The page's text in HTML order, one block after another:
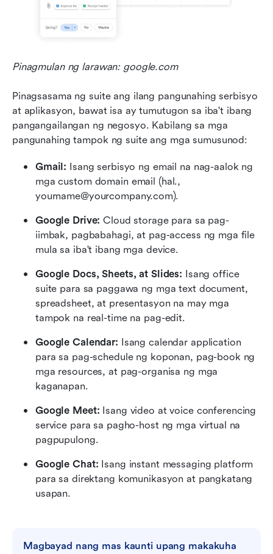
Pinagmulan ng larawan: google.com
Pinagsasama ng suite ang ilang pangunahing serbisyo
at aplikasyon, bawat isa ay tumutugon sa iba't ibang
pangangailangan ng negosyo. Kabilang sa mga
pangunahing tampok ng suite ang mga sumusunod:
Gmail: Isang serbisyo ng email na nag-aalok ng
mga custom domain email (hal.,
yourname@yourcompany.com).
Google Drive: Cloud storage para sa pag-
iimbak, pagbabahagi, at pag-access ng mga file
mula sa iba't ibang mga device.
Google Docs, Sheets, at Slides: Isang office
suite para sa paggawa ng mga text document,
spreadsheet, at presentasyon na may mga
tampok na real-time na pag-edit.
Google Calendar: Isang calendar application
para sa pag-schedule ng koponan, pag-book ng
mga resources, at pag-organisa ng mga
kaganapan.
Google Meet: Isang video at voice conferencing
service para sa pagho-host ng mga virtual na
pagpupulong.
Google Chat: Isang instant messaging platform
para sa direktang komunikasyon at pangkatang
usapan.
Magbayad nang mas kaunti upang makakuha